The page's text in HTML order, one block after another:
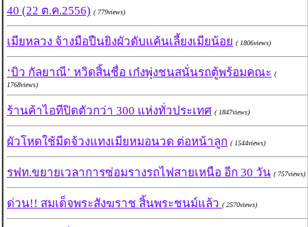
40 (22 ต.ค.2556) ( 779views)
เมียหลวง จ้างมือปืนยิงผัวดับแค้นเลี้ยงเมียน้อย ( 1806views)
‘บิว กัลยาณี’ หวิดสิ้นชื่อ เก๋งพุ่งชนสนั่นรถตู้พร้อมคณะ (
1768views)
ร้านค้าไอทีปิดตัวกว่า 300 แห่งทั่วประเทศ ( 1847views)
ผัวโหดใช้มีดจ้วงแทงเมียหมอนวด ต่อหน้าลูก ( 1544views)
รฟท.ขยายเวลาการซ่อมรางรถไฟสายเหนือ อีก 30 วัน ( 757views)
ด่วน!! สมเด็จพระสังฆราช สิ้นพระชนม์แล้ว ( 2570views)